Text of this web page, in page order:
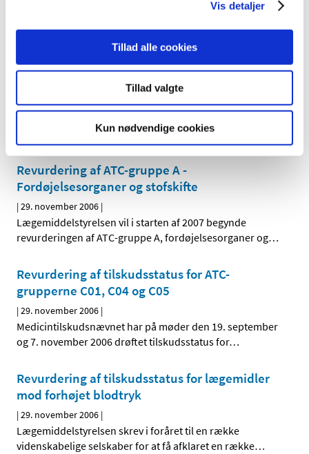
Vis detaljer
Tillad alle cookies
Tillad valgte
Kun nødvendige cookies
lægemidler har Medicintilskudsnævnet på møde, den
Revurdering af blodtryksmidlernes
tilskudsstatus genoptaget i
Medicintilskudsnævnet
|15. december 2006|
december 2006 genoptaget revurderingen af
Revurdering af ATC-gruppe A -
Fordøjelsesorganer og stofskifte
|29. november 2006 |
Lægemiddelstyrelsen vil i starten af 2007 begynde
revurderingen af ATC-gruppe A, fordøjelsesorganer og…
Revurdering af tilskudsstatus for ATC-
grupperne C01, C04 og C05
|29. november 2006 |
Medicintilskudsnævnet har på møder den 19. september
og 7. november 2006 drøftet tilskudsstatus for…
Revurdering af tilskudsstatus for lægemidler
mod forhøjet blodtryk
|29. november 2006 |
Lægemiddelstyrelsen skrev i foråret til en række
videnskabelige selskaber for at få afklaret en række…